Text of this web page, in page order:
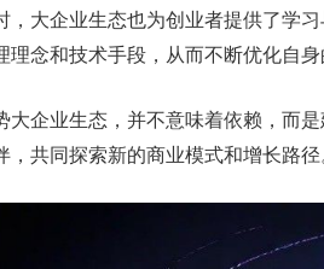
，大企业生态也为创业者提供了学
理念和技术手段，从而不断优化自身
大企业生态，并不意味着依赖，而
，共同探索新的商业模式和增长路径